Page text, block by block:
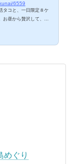
6559
タコと、一日限定８ケ
お昼から贅沢して、両
。コース３種（ひら
あるので、ユーザー
魚と海鮮料...
めぐり